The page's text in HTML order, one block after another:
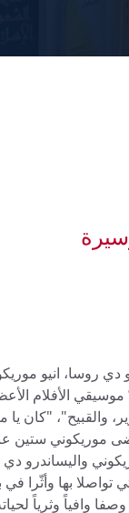
روسا، انيو
موسيقي الأفلام
والقبيح"، "كان
قضى موريكوني
تواصلا بها وأثّرا
وافياً وثرياً